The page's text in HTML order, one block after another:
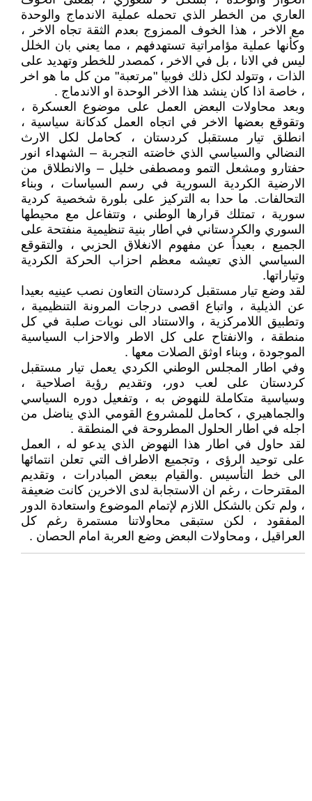
العاري من الخطر الذي تحمله عملية الاندماج والوحدة
مع الاخر ، هذا الخوف الممزوج بعدم الثقة تجاه الاخر ،
وكأنها عملية مؤامراتية تستهدفهم ، مما يعني بان الخلل
ليس في الانا ، بل في الاخر ، كمصدر للخطر وتهديد على
الذات ، وتتولد لكل ذلك فوبيا "مرتعبة" من كل ما هو اخر
، خاصة اذا كان ينشد هذا الاخر الوحدة او الاندماج .
وبعد محاولات البعض العمل على موضوع العسكرة ،
وتقوقع بعضها الاخر في اتجاه العمل كدكانة سياسية ،
انطلق تيار مستقبل كردستان ، كحامل لكل الارث
النضالي والسياسي الذي خاضته التجربة – الشهداء انور
حفتارو ومشعل التمو ومصطفى خليل – والانطلاق من
الارضية الكردية السورية في رسم السياسات ، وبناء
التحالفات. ما حدا به التركيز على بلورة شخصية كردية
سورية ، تمتلك قرارها الوطني ، وتتفاعل مع محيطها
السوري والكردستاني في اطار بنية تنظيمية منفتحة على
الجميع ، بعيداً عن مفهوم الانغلاق الحزبي ، والتقوقع
السياسي الذي تعيشه معظم احزاب الحركة الكردية
وتياراتها.
لقد وضع تيار مستقبل كردستان التعاون نصب عينيه بعيدا
عن الذيلية ، واتباع اقصى درجات المرونة التنظيمية ،
وتطبيق اللامركزية ، والاستناد الى نويات صلبة في كل
منطقة ، والانفتاح على كل الاطر والاحزاب السياسية
الموجودة ، وبناء اوثق الصلات معها .
وفي اطار المجلس الوطني الكردي يعمل تيار مستقبل
كردستان على لعب دور، وتقديم رؤية اصلاحية ،
وسياسية متكاملة للنهوض به ، وتفعيل دوره السياسي
والجماهيري ، كحامل للمشروع القومي الذي يناضل من
اجله في اطار الحلول المطروحة في المنطقة .
لقد حاول في اطار هذا النهوض الذي يدعو له ، العمل
على توحيد الرؤى ، وتجميع الاطراف التي تعلن انتمائها
الى خط التأسيس .والقيام ببعض المبادرات ، وتقديم
المقترحات ، رغم ان الاستجابة لدى الاخرين كانت ضعيفة
، ولم تكن بالشكل اللازم لإتمام الموضوع واستعادة الدور
المفقود ، لكن ستبقى محاولاتنا مستمرة رغم كل
العراقيل ، ومحاولات البعض وضع العربة امام الحصان .